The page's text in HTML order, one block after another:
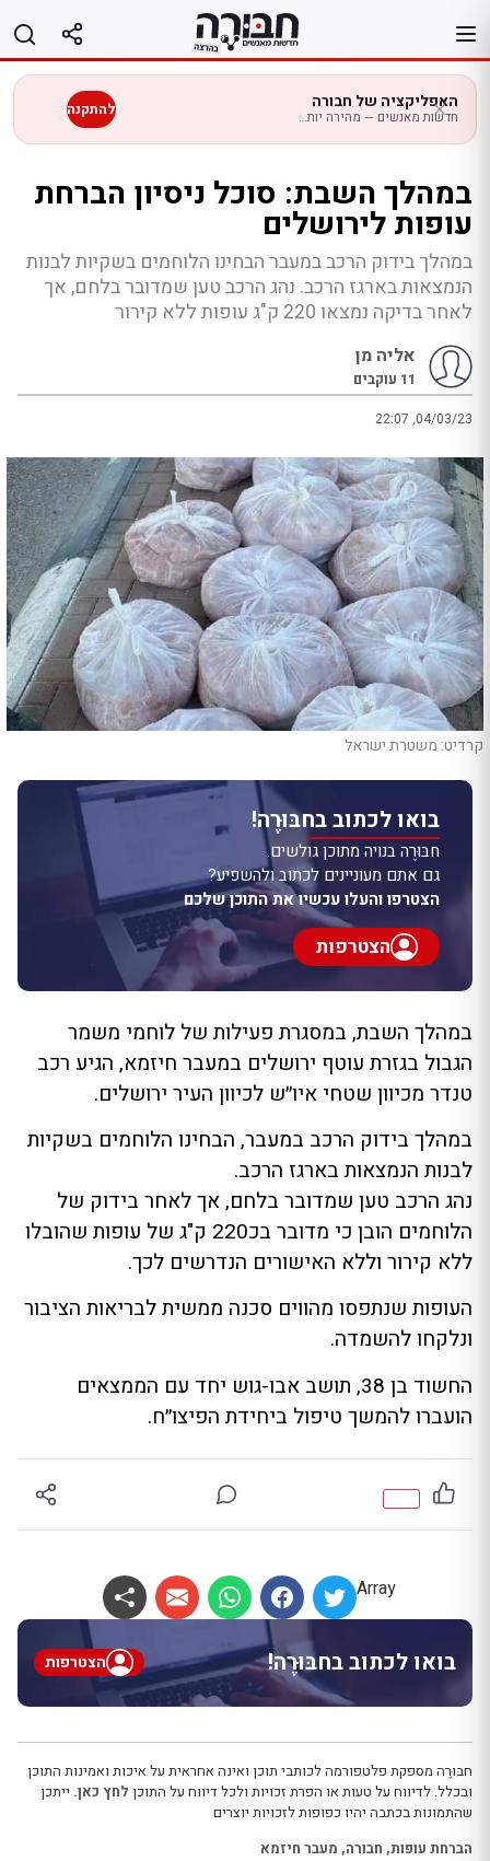
לתוכן
האפליקציה של חבורה
חדשות מאנשים — מהירה יותר בנייד להתקנה
במהלך השבת: סוכל ניסיון הברחת
עופות לירושלים
במהלך בידוק הרכב במעבר הבחינו הלוחמים בשקיות לבנות
הנמצאות בארגז הרכב. נהג הרכב טען שמדובר בלחם, אך
לאחר בדיקה נמצאו 220 ק"ג עופות ללא קירור
אליה מן
11 עוקבים
22:07 ,04/03/23
קרדיט: משטרת ישראל
בואו לכתוב בחבּוּרֶה!
חבּוּרֶה בנויה מתוכן גולשים.
גם אתם מעוניינים לכתוב ולהשפיע?
הצטרפו והעלו עכשיו את התוכן שלכם
הצטרפות
במהלך השבת, במסגרת פעילות של לוחמי משמר
הגבול בגזרת עוטף ירושלים במעבר חיזמא, הגיע רכב
טנדר מכיוון שטחי איו״ש לכיוון העיר ירושלים.
במהלך בידוק הרכב במעבר, הבחינו הלוחמים בשקיות
לבנות הנמצאות בארגז הרכב.
נהג הרכב טען שמדובר בלחם, אך לאחר בידוק של
הלוחמים הובן כי מדובר בכ220 ק"ג של עופות שהובלו
ללא קירור וללא האישורים הנדרשים לכך.
העופות שנתפסו מהווים סכנה ממשית לבריאות הציבור
ונלקחו להשמדה.
החשוד בן 38, תושב אבו-גוש יחד עם הממצאים
הועברו להמשך טיפול ביחידת הפיצו״ח.
Array
בואו לכתוב בחבּוּרֶה! הצטרפות
חבּוּרֶה מספקת פלטפורמה לכותבי תוכן ואינה אחראית על איכות ואמינות התוכן
ובכלל. לדיווח על טעות או הפרת זכויות ולכל דיווח על התוכן לחץ כאן. ייתכן
שהתמונות בכתבה יהיו כפופות לזכויות יוצרים
הברחת עופות, חבורה, מעבר חיזמא